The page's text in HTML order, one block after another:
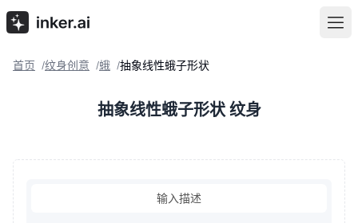
首页 /纹身创意 /蛾 /抽象线性蛾子形状
抽象线性蛾子形状 纹身
输入描述